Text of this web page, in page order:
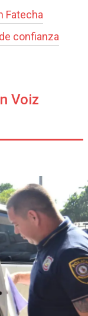
Fatecha
confianza
Voiz